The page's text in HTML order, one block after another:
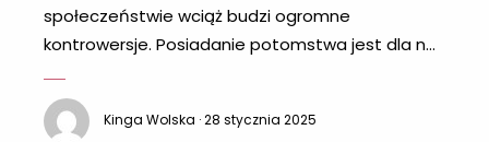
społeczeństwie wciąż budzi ogromne
kontrowersje. Posiadanie potomstwa jest dla nas
przyznać, to jednak wielu osobom wciąż ciężko
uwierzyć, że dwoje dorosłych ludzi naprawdę
Kinga Wolska · 28 stycznia 2025